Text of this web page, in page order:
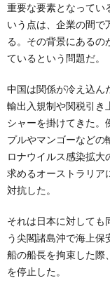
重要な要素となってい
いう点は、企業の間で
る。その背景にあるの
ているという問題だ。
中国は関係が冷え込ん
輸出入規制や関税引き
シャーを掛けてきた。
プルやマンゴーなどの
ロナウイルス感染拡大
求めるオーストラリア
対抗した。
それは日本に対しても
う尖閣諸島沖で海上保
船の船長を拘束した際
を停止した。